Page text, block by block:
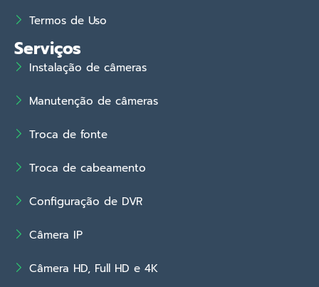
Termos de Uso
Serviços
Instalação de câmeras
Manutenção de câmeras
Troca de fonte
Troca de cabeamento
Configuração de DVR
Câmera IP
Câmera HD, Full HD e 4K